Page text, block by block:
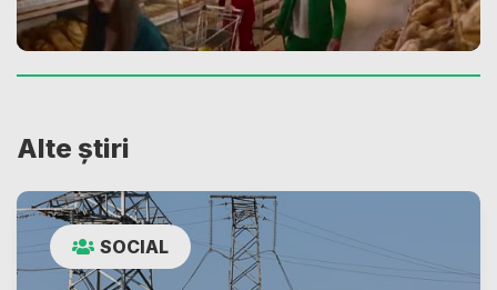
Alte știri
SOCIAL